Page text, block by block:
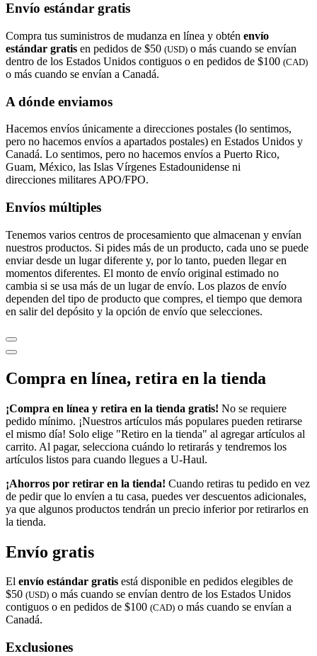
Envío estándar gratis
Compra tus suministros de mudanza en línea y obtén envío
estándar gratis en pedidos de $50 (USD) o más cuando se envían
dentro de los Estados Unidos contiguos o en pedidos de $100 (CAD)
o más cuando se envían a Canadá.
A dónde enviamos
Hacemos envíos únicamente a direcciones postales (lo sentimos,
pero no hacemos envíos a apartados postales) en Estados Unidos y
Canadá. Lo sentimos, pero no hacemos envíos a Puerto Rico,
Guam, México, las Islas Vírgenes Estadounidense ni
direcciones militares APO/FPO.
Envíos múltiples
Tenemos varios centros de procesamiento que almacenan y envían
nuestros productos. Si pides más de un producto, cada uno se puede
enviar desde un lugar diferente y, por lo tanto, pueden llegar en
momentos diferentes. El monto de envío original estimado no
cambia si se usa más de un lugar de envío. Los plazos de envío
dependen del tipo de producto que compres, el tiempo que demora
en salir del depósito y la opción de envío que selecciones.
Compra en línea, retira en la tienda
¡Compra en línea y retira en la tienda gratis! No se requiere
pedido mínimo. ¡Nuestros artículos más populares pueden retirarse
el mismo día! Solo elige "Retiro en la tienda" al agregar artículos al
carrito. Al pagar, selecciona cuándo lo retirarás y tendremos los
artículos listos para cuando llegues a U-Haul.
¡Ahorros por retirar en la tienda! Cuando retiras tu pedido en vez
de pedir que lo envíen a tu casa, puedes ver descuentos adicionales,
ya que algunos productos tendrán un precio inferior por retirarlos en
la tienda.
Envío gratis
El envío estándar gratis está disponible en pedidos elegibles de
$50 (USD) o más cuando se envían dentro de los Estados Unidos
contiguos o en pedidos de $100 (CAD) o más cuando se envían a
Canadá.
Exclusiones